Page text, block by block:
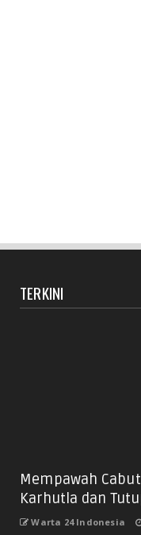
TERKINI
Mempawah
Karhutla dan
Warta 24 Indonesia